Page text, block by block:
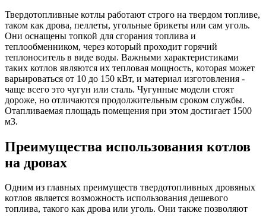
Твердотопливные котлы работают строго на твердом топливе,
таком как дрова, пеллеты, угольные брикеты или сам уголь.
Они оснащены топкой для сгорания топлива и
теплообменником, через который проходит горячий
теплоноситель в виде воды. Важными характеристиками
таких котлов являются их тепловая мощность, которая может
варьироваться от 10 до 150 кВт, и материал изготовления -
чаще всего это чугун или сталь. Чугунные модели стоят
дороже, но отличаются продолжительным сроком службы.
Отапливаемая площадь помещения при этом достигает 1500
м3.
Преимущества использования котлов
на дровах
Одним из главных преимуществ твердотопливных дровяных
котлов является возможность использования дешевого
топлива, такого как дрова или уголь. Они также позволяют